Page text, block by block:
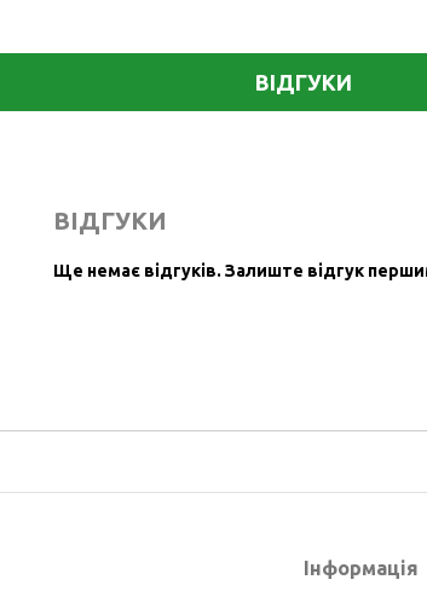
ВІДГУКИ
ВІДГУКИ
Ще немає відгуків. Залиште відгук
Інформація